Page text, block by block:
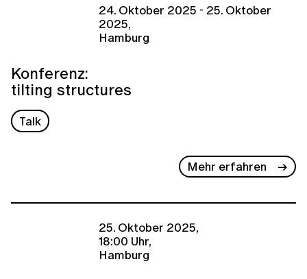
24. Oktober 2025 - 25. Oktober
2025,
Hamburg
Konferenz:
tilting structures
Talk
Mehr erfahren
25. Oktober 2025,
18:00 Uhr,
Hamburg